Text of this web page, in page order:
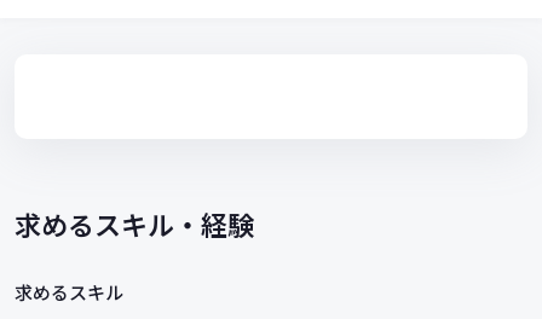
求めるスキル・経験
求めるスキル